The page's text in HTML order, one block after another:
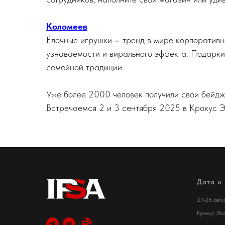
Коломеев
Ёлочные игрушки – тренд в мире
узнаваемости и вирального эффекта.
семейной традиции.
Уже более 2000 человек получили свои
Встречаемся 2 и 3 сентября 2025 в Крокус
Дата и
27-28
Крокус